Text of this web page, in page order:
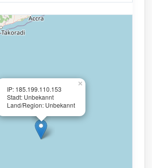
IP: 185.199.110.153
Stadt: Unbekannt
Land/Region: Unbekannt
×